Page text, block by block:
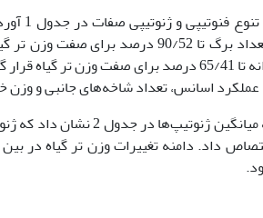
قرار گرفته است
عملکرد اسانس، تعداد شاخه‌های جانبی و
مقایسه میانگین